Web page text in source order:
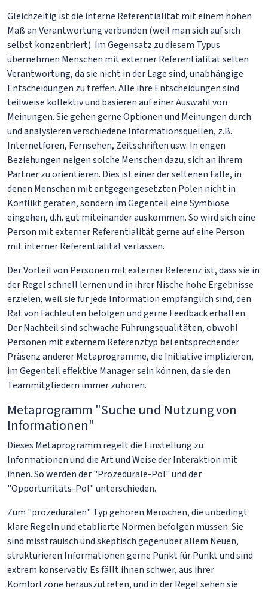
Gleichzeitig ist die interne Referentialität mit einem hohen
Maß an Verantwortung verbunden (weil man sich auf sich
selbst konzentriert). Im Gegensatz zu diesem Typus
übernehmen Menschen mit externer Referentialität selten
Verantwortung, da sie nicht in der Lage sind, unabhängige
Entscheidungen zu treffen. Alle ihre Entscheidungen sind
teilweise kollektiv und basieren auf einer Auswahl von
Meinungen. Sie gehen gerne Optionen und Meinungen durch
und analysieren verschiedene Informationsquellen, z.B.
Internetforen, Fernsehen, Zeitschriften usw. In engen
Beziehungen neigen solche Menschen dazu, sich an ihrem
Partner zu orientieren. Dies ist einer der seltenen Fälle, in
denen Menschen mit entgegengesetzten Polen nicht in
Konflikt geraten, sondern im Gegenteil eine Symbiose
eingehen, d.h. gut miteinander auskommen. So wird sich eine
Person mit externer Referentialität gerne auf eine Person
mit interner Referentialität verlassen.
Der Vorteil von Personen mit externer Referenz ist, dass sie in
der Regel schnell lernen und in ihrer Nische hohe Ergebnisse
erzielen, weil sie für jede Information empfänglich sind, den
Rat von Fachleuten befolgen und gerne Feedback erhalten.
Der Nachteil sind schwache Führungsqualitäten, obwohl
Personen mit externem Referenztyp bei entsprechender
Präsenz anderer Metaprogramme, die Initiative implizieren,
im Gegenteil effektive Manager sein können, da sie den
Teammitgliedern immer zuhören.
Metaprogramm "Suche und Nutzung von
Informationen"
Dieses Metaprogramm regelt die Einstellung zu
Informationen und die Art und Weise der Interaktion mit
ihnen. So werden der "Prozedurale-Pol" und der
"Opportunitäts-Pol" unterschieden.
Zum "prozeduralen" Typ gehören Menschen, die unbedingt
klare Regeln und etablierte Normen befolgen müssen. Sie
sind misstrauisch und skeptisch gegenüber allem Neuen,
strukturieren Informationen gerne Punkt für Punkt und sind
extrem konservativ. Es fällt ihnen schwer, aus ihrer
Komfortzone herauszutreten, und in der Regel sehen sie